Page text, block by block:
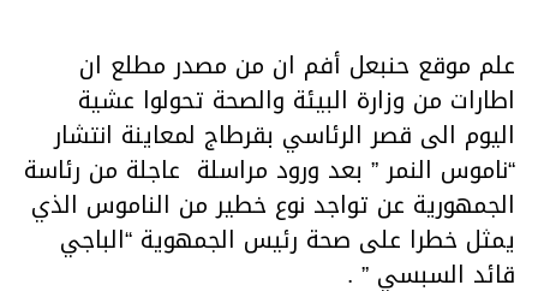
علم موقع حنبعل أفم ان من مصدر مطلع ان
اطارات من وزارة البيئة والصحة تحولوا عشية
اليوم الى قصر الرئاسي بقرطاج لمعاينة انتشار
“ناموس النمر ” بعد ورود مراسلة عاجلة من رئاسة
الجمهورية عن تواجد نوع خطير من الناموس الذي
يمثل خطرا على صحة رئيس الجمهوية “الباجي
قائد السبسي ” .